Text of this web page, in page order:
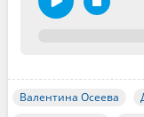
Валентина Осеева